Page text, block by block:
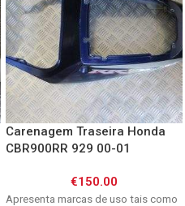
Carenagem Traseira Honda
CBR900RR 929 00-01
€150.00
Apresenta marcas de uso tais como